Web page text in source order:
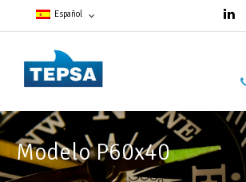
Español
Francés
Español
Inglés
Modelo P60x40